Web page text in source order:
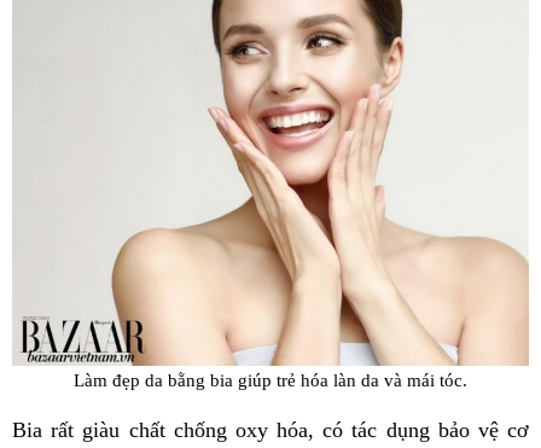
Làm đẹp da bằng bia giúp trẻ hóa làn da và mái tóc.
Bia rất giàu chất chống oxy hóa, có tác dụng bảo vệ cơ